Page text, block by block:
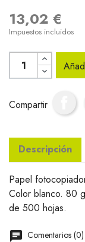
13,02 €
Impuestos incluidos
Compartir
Descripción
Papel
Color blanco. 80
de 500 hojas.
Comentarios (0)